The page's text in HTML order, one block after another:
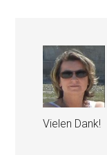
Vielen Dank!